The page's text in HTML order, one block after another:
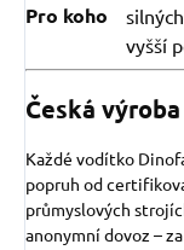
Pro koho
vyšší
Česká
Každé vodítko
popruh od
průmyslových
anonymní dovoz –